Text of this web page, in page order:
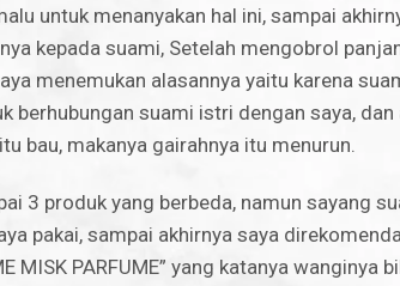
untuk menanyakan hal ini, sampai
kepada suami, Setelah mengobrol
menemukan alasannya yaitu karena
berhubungan suami istri dengan saya, dan
bau, makanya gairahnya itu menurun.
3 produk yang berbeda, namun sayang
pakai, sampai akhirnya saya
MISK PARFUME” yang katanya wanginya